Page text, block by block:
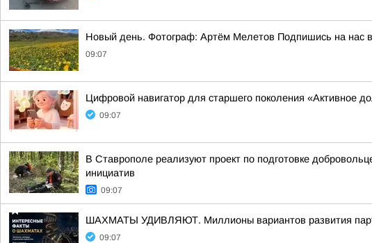
Новый день. Фотограф: Артём Мелетов Подпишись на нас
09:07
Цифровой навигатор для старшего поколения «Активное
09:07
В Ставрополе реализуют проект по подготовке
инициатив
09:07
ШАХМАТЫ УДИВЛЯЮТ. Миллионы вариантов развития
09:07